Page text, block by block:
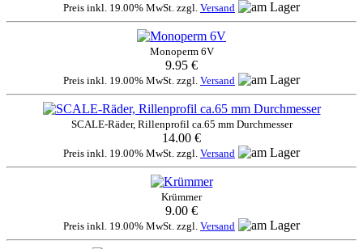
Preis inkl. 19.00% MwSt. zzgl. Versand
Monoperm 6V
9.95 €
Preis inkl. 19.00% MwSt. zzgl. Versand
SCALE-Räder, Rillenprofil ca.65 mm Durchmesser
14.00 €
Preis inkl. 19.00% MwSt. zzgl. Versand
Krümmer
9.00 €
Preis inkl. 19.00% MwSt. zzgl. Versand